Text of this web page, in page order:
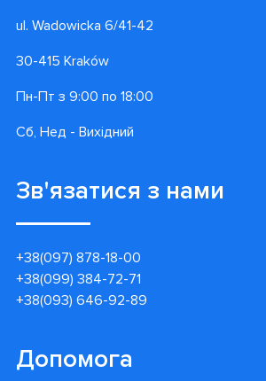
ul. Wadowicka 6/41-42
30-415 Kraków
Пн-Пт з 9:00 по 18:00
Сб, Нед - Вихідний
Зв'язатися з нами
+38(097) 878-18-00
+38(099) 384-72-71
+38(093) 646-92-89
Допомога